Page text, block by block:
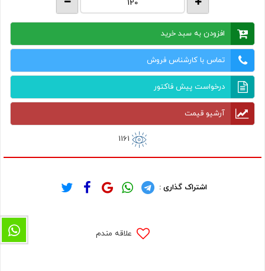
افزودن به سبد خرید
تماس با کارشناس فروش
درخواست پیش فاکتور
آرشیو قیمت
1161
اشتراک گذاری :
علاقه مندم